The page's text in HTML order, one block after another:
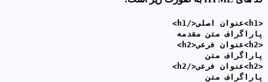
<h1>عنوان اصلی</h1>
پاراگراف متن مقدمه
<h2>عنوان فرعی<h2>
پاراگراف متن
<h2>عنوان فرعی</h2>
پاراگراف متن